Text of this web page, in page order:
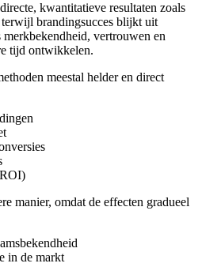
kwantitatieve resultaten zoals
brandingsucces blijkt uit
vertrouwen en
tijd ontwikkelen.
meestal helder en direct
manier, omdat de effecten gradueel
in de markt